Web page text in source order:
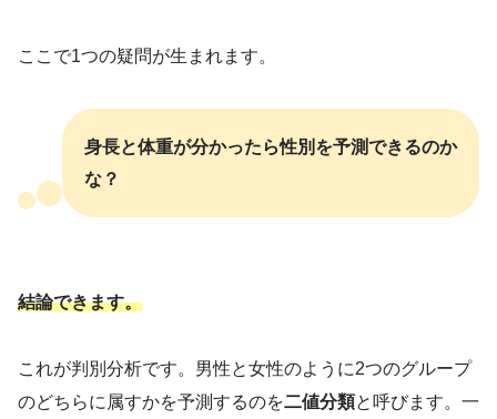
ここで1つの疑問が生まれます。
身長と体重が分かったら性別を予測できるのか
な？
結論できます。
これが判別分析です。男性と女性のように2つのグループ
のどちらに属すかを予測するのを二値分類と呼びます。一